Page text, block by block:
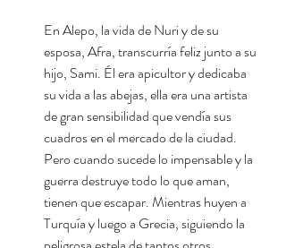
En Alepo, la vida de Nuri y de su
esposa, Afra, transcurría feliz junto a su
hijo, Sami. Él era apicultor y dedicaba
su vida a las abejas, ella era una artista
de gran sensibilidad que vendía sus
cuadros en el mercado de la ciudad.
Pero cuando sucede lo impensable y la
guerra destruye todo lo que aman,
tienen que escapar. Mientras huyen a
Turquía y luego a Grecia, siguiendo la